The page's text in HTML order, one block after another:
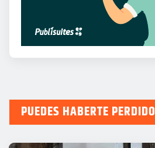
PUEDES HABERTE PERDIDO